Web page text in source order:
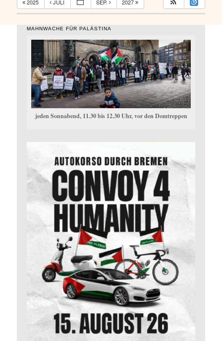
2025 JULI SEP. 2027
MAHNWACHE FÜR PALÄSTINA
jeden Sonnabend, 11.30 bis 12.30 Uhr, vor den Domtreppen